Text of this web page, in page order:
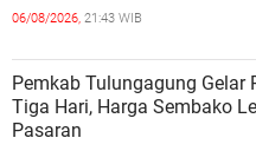
06/08/2026, 21:43 WIB
Pemkab Tulungagung Gelar
Tiga Hari, Harga Sembako
Pasaran